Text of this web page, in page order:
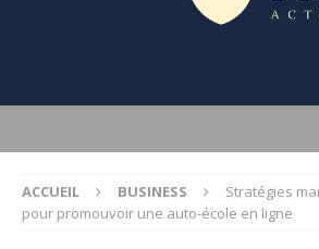
ACCUEIL BUSINESS
Stratégies
pour promouvoir une auto-école en ligne